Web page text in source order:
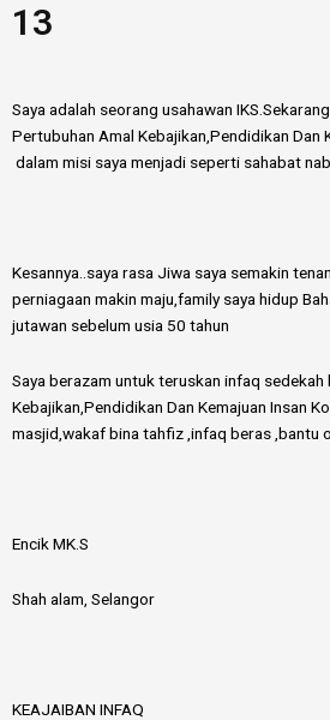
13
Saya adalah seorang usahawan
Pertubuhan Amal Kebajikan,Pendidikan Dan
dalam misi saya menjadi seperti sahabat
Kesannya..saya rasa Jiwa saya semakin
perniagaan makin maju,family saya hidup
jutawan sebelum usia 50 tahun
Saya berazam untuk teruskan infaq
Kebajikan,Pendidikan Dan Kemajuan Insan
masjid,wakaf bina tahfiz ,infaq beras ,bantu
Encik MK.S
Shah alam, Selangor
KEAJAIBAN INFAQ